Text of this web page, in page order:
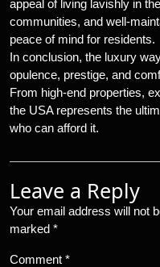
appeal of living lavishly in
communities, and well-
peace of mind for residents.
In conclusion, the luxury
opulence, prestige, and
From high-end properties,
the USA represents the
who can afford it.
Leave a Reply
Your email address will not
marked *
Comment *